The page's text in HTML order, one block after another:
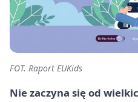
FOT. Raport EUKids
Nie zaczyna się od